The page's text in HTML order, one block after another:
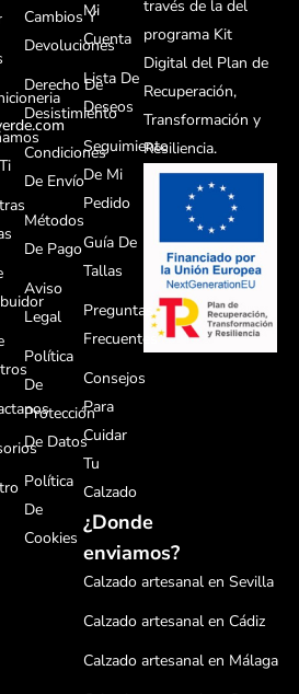
Cambios Y
Devoluciones
Derecho De
Desistimiento
Condiciones
De Envío
Métodos
De Pago
Aviso
Legal
Política
De
Protección
De Datos
Política
De
Cookies
Mi
Cuenta
Lista De
Deseos
Seguimiento
De Mi
Pedido
Guía De
Tallas
Preguntas
Frecuentes
Consejos
Para
Cuidar
Tu
Calzado
¿Donde
enviamos?
Calzado artesanal en Sevilla
Calzado artesanal en Cádiz
Calzado artesanal en Málaga
través de la del
programa Kit
Digital del Plan de
Recuperación,
Transformación y
Resiliencia.